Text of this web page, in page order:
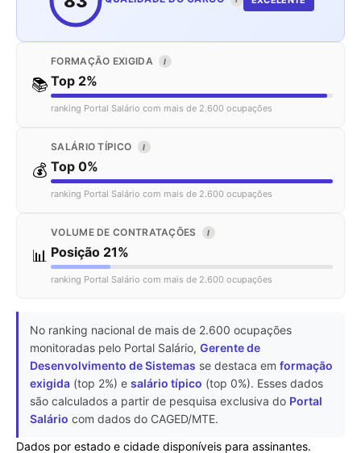
📚
FORMAÇÃO EXIGIDA I
Top 2%
ranking Portal Salário com mais de 2.600 ocupações
💰
SALÁRIO TÍPICO I
Top 0%
ranking Portal Salário com mais de 2.600 ocupações
📊
VOLUME DE CONTRATAÇÕES I
Posição 21%
ranking Portal Salário com mais de 2.600 ocupações
No ranking nacional de mais de 2.600 ocupações
monitoradas pelo Portal Salário, Gerente de
Desenvolvimento de Sistemas se destaca em formação
exigida (top 2%) e salário típico (top 0%). Esses dados
são calculados a partir de pesquisa exclusiva do Portal
Salário com dados do CAGED/MTE.
Dados por estado e cidade disponíveis para assinantes.